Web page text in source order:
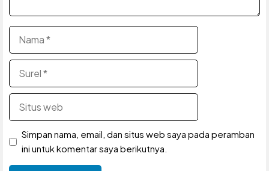
Nama
Surel
Situs
web
Simpan nama, email, dan situs web saya pada peramban
ini untuk komentar saya berikutnya.